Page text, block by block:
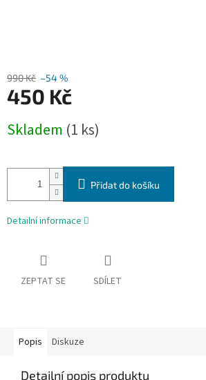
990 Kč –54 %
450 Kč
cena:
Skladem (1 ks)
Přidat do košíku
Detailní informace
ZEPTAT SE SDÍLET
Popis Diskuze
Detailní popis produktu